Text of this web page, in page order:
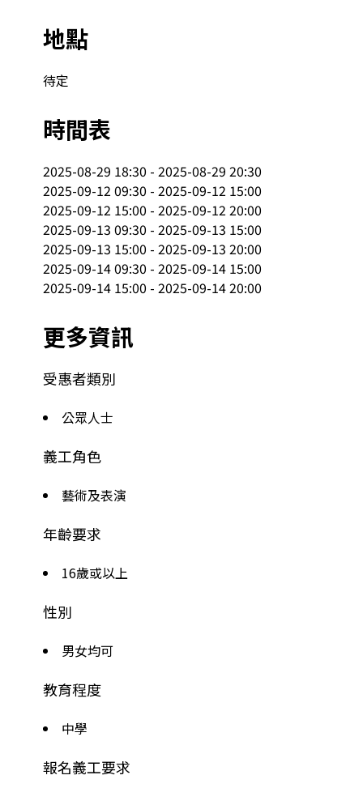
地點
待定
時間表
2025-08-29 18:30 - 2025-08-29 20:30
2025-09-12 09:30 - 2025-09-12 15:00
2025-09-12 15:00 - 2025-09-12 20:00
2025-09-13 09:30 - 2025-09-13 15:00
2025-09-13 15:00 - 2025-09-13 20:00
2025-09-14 09:30 - 2025-09-14 15:00
2025-09-14 15:00 - 2025-09-14 20:00
更多資訊
受惠者類別
公眾人士
義工角色
藝術及表演
年齡要求
16歲或以上
性別
男女均可
教育程度
中學
報名義工要求